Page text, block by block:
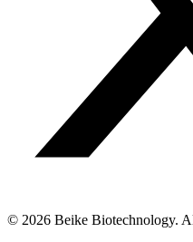
© 2026 Beike Biotechnology.